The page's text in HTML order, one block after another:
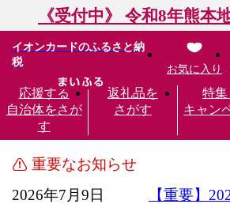
《受付中》 令和8年熊本
イオンカードのふるさと納
税
応援する
自治体をさが
す
返礼品を
さがす
特集
キャン
お気に入り
重要なお知らせ
2026年7月9日
【重要】